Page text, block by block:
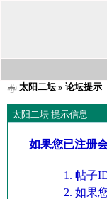
太阳二坛» 论坛提示
太阳二坛 提示信息
如果您已注册
帖子
如果